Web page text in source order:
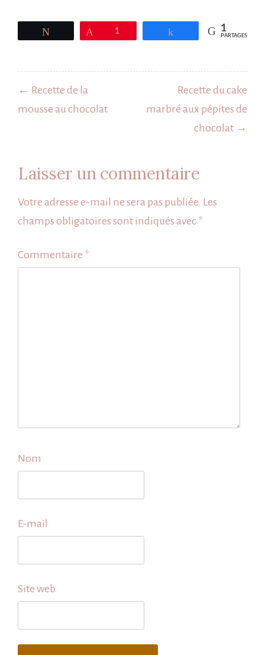
Tweetez Épingle
1 Partagez 1
PARTAGES
de
l’article
← Recette de la
mousse au chocolat
Recette du cake
marbré aux pépites de
chocolat →
Laisser un commentaire
Votre adresse e-mail ne sera pas publiée. Les
champs obligatoires sont indiqués avec *
Commentaire *
Nom
E-mail
Site web